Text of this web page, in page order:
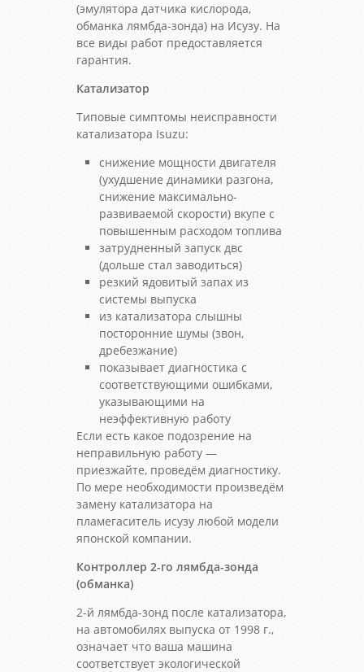
(эмулятора датчика кислорода,
обманка лямбда-зонда) на Исузу. На
все виды работ предоставляется
гарантия.
Катализатор
Типовые симптомы неисправности
катализатора Isuzu:
снижение мощности двигателя
(ухудшение динамики разгона,
снижение максимально-
развиваемой скорости) вкупе с
повышенным расходом топлива
затрудненный запуск двс
(дольше стал заводиться)
резкий ядовитый запах из
системы выпуска
из катализатора слышны
посторонние шумы (звон,
дребезжание)
показывает диагностика с
соответствующими ошибками,
указывающими на
неэффективную работу
Если есть какое подозрение на
неправильную работу —
приезжайте, проведём диагностику.
По мере необходимости произведём
замену катализатора на
пламегаситель исузу любой модели
японской компании.
Контроллер 2-го лямбда-зонда
(обманка)
2-й лямбда-зонд после катализатора,
на автомобилях выпуска от 1998 г.,
означает что ваша машина
соответствует экологической